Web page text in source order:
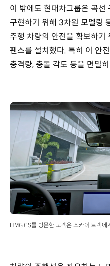
이 밖에도 현대차그룹은 곡선
구현하기 위해 3차원 모델링
주행 차량의 안전을 확보하기
펜스를 설치했다. 특히 이 안
충격량, 충돌 각도 등을 면밀
HMGICS를 방문한 고객은 스카이 트랙